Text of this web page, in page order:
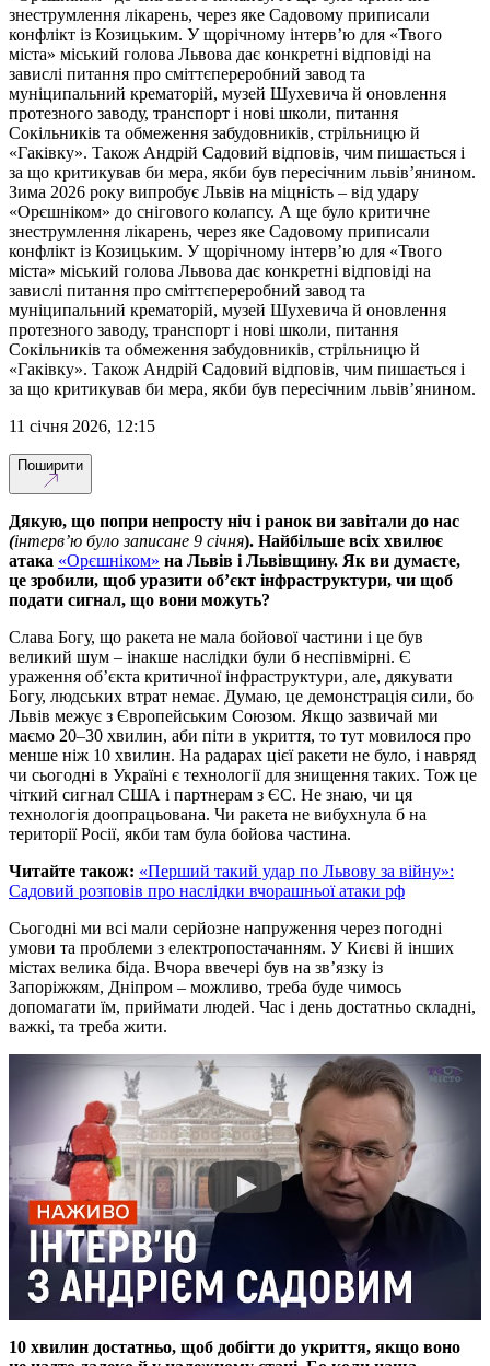
знеструмлення лікарень, через яке Садовому приписали
конфлікт із Козицьким. У щорічному інтерв’ю для «Твого
міста» міський голова Львова дає конкретні відповіді на
завислі питання про сміттєпереробний завод та
муніципальний крематорій, музей Шухевича й оновлення
протезного заводу, транспорт і нові школи, питання
Сокільників та обмеження забудовників, стрільницю й
«Гаківку». Також Андрій Садовий відповів, чим пишається і
за що критикував би мера, якби був пересічним львів’янином.
Зима 2026 року випробує Львів на міцність – від удару
«Орєшніком» до снігового колапсу. А ще було критичне
знеструмлення лікарень, через яке Садовому приписали
конфлікт із Козицьким. У щорічному інтерв’ю для «Твого
міста» міський голова Львова дає конкретні відповіді на
завислі питання про сміттєпереробний завод та
муніципальний крематорій, музей Шухевича й оновлення
протезного заводу, транспорт і нові школи, питання
Сокільників та обмеження забудовників, стрільницю й
«Гаківку». Також Андрій Садовий відповів, чим пишається і
за що критикував би мера, якби був пересічним львів’янином.
11 січня 2026, 12:15
Поширити
Дякую, що попри непросту ніч і ранок ви завітали до нас
(інтервʼю було записане 9 січня). Найбільше всіх хвилює
атака «Орєшніком» на Львів і Львівщину. Як ви думаєте,
це зробили, щоб уразити об’єкт інфраструктури, чи щоб
подати сигнал, що вони можуть?
Слава Богу, що ракета не мала бойової частини і це був
великий шум – інакше наслідки були б неспівмірні. Є
ураження об’єкта критичної інфраструктури, але, дякувати
Богу, людських втрат немає. Думаю, це демонстрація сили, бо
Львів межує з Європейським Союзом. Якщо зазвичай ми
маємо 20–30 хвилин, аби піти в укриття, то тут мовилося про
менше ніж 10 хвилин. На радарах цієї ракети не було, і навряд
чи сьогодні в Україні є технології для знищення таких. Тож це
чіткий сигнал США і партнерам з ЄС. Не знаю, чи ця
технологія доопрацьована. Чи ракета не вибухнула б на
території Росії, якби там була бойова частина.
Читайте також: «Перший такий удар по Львову за війну»:
Садовий розповів про наслідки вчорашньої атаки рф
Сьогодні ми всі мали серйозне напруження через погодні
умови та проблеми з електропостачанням. У Києві й інших
містах велика біда. Вчора ввечері був на зв’язку із
Запоріжжям, Дніпром – можливо, треба буде чимось
допомагати їм, приймати людей. Час і день достатньо складні,
важкі, та треба жити.
10 хвилин достатньо, щоб добігти до укриття, якщо воно